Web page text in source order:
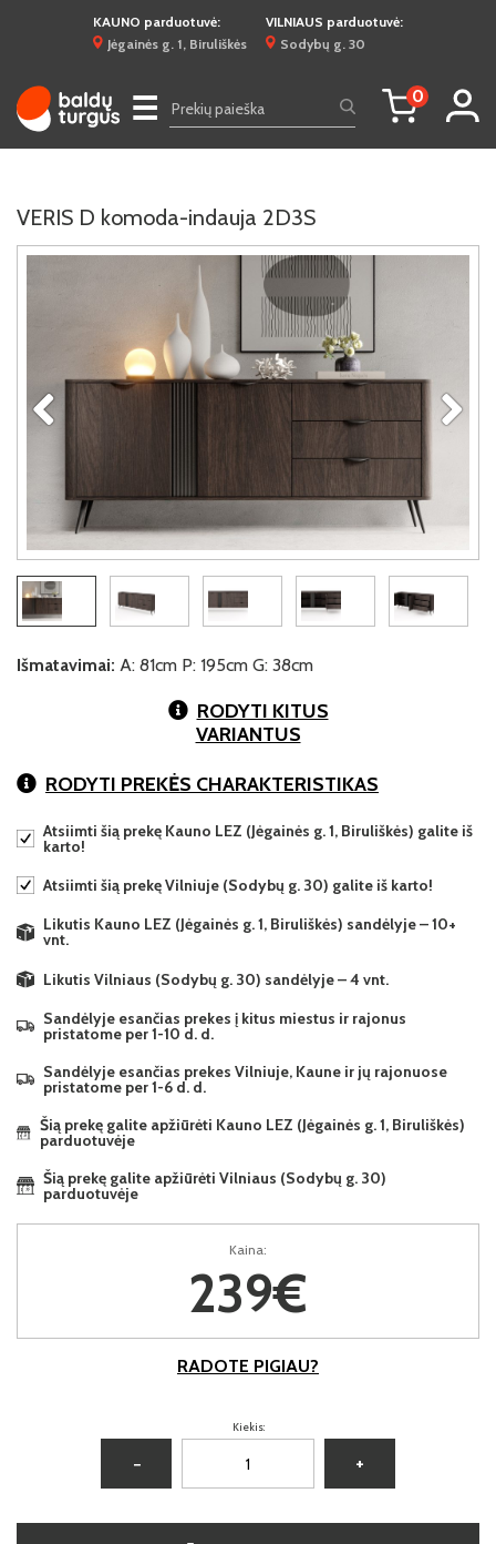
KAUNO parduotuvė:
Jėgainės g. 1, Biruliškės
VILNIAUS parduotuvė:
Sodybų g. 30
☰ 0
VERIS D komoda-indauja 2D3S
Išmatavimai: A: 81cm P: 195cm G: 38cm
RODYTI KITUS
VARIANTUS
RODYTI PREKĖS CHARAKTERISTIKAS
Atsiimti šią prekę Kauno LEZ (Jėgainės g. 1, Biruliškės) galite iš
karto!
Atsiimti šią prekę Vilniuje (Sodybų g. 30) galite iš karto!
Likutis Kauno LEZ (Jėgainės g. 1, Biruliškės) sandėlyje – 10+
vnt.
Likutis Vilniaus (Sodybų g. 30) sandėlyje – 4 vnt.
Sandėlyje esančias prekes į kitus miestus ir rajonus
pristatome per 1-10 d. d.
Sandėlyje esančias prekes Vilniuje, Kaune ir jų rajonuose
pristatome per 1-6 d. d.
Šią prekę galite apžiūrėti Kauno LEZ (Jėgainės g. 1, Biruliškės)
parduotuvėje
Šią prekę galite apžiūrėti Vilniaus (Sodybų g. 30)
parduotuvėje
Kaina:
239€
RADOTE PIGIAU?
Kiekis:
− +